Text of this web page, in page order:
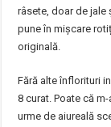
râsete, doar de jale
pune în mișcare
originală.
Fără alte înflorituri
8 curat. Poate că
urme de aiureală